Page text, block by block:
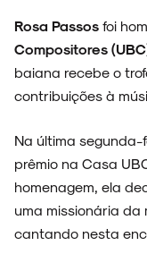
ARQUIVO
Rosa Passos foi
Compositores
baiana recebe o
contribuições à
Na última segunda-
prêmio na Casa
homenagem, ela
uma missionária da
cantando nesta